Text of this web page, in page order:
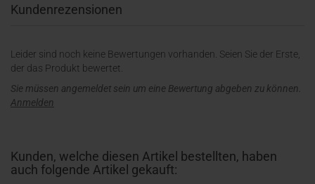
Kundenrezensionen
Leider sind noch keine Bewertungen vorhanden. Seien Sie der Erste,
der das Produkt bewertet.
Sie müssen angemeldet sein um eine Bewertung abgeben zu können.
Anmelden
Kunden, welche diesen Artikel bestellten, haben
auch folgende Artikel gekauft: